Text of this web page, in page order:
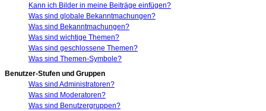
Kann ich Bilder in meine Beiträge einfügen?
Was sind globale Bekanntmachungen?
Was sind Bekanntmachungen?
Was sind wichtige Themen?
Was sind geschlossene Themen?
Was sind Themen-Symbole?
Benutzer-Stufen und Gruppen
Was sind Administratoren?
Was sind Moderatoren?
Was sind Benutzergruppen?